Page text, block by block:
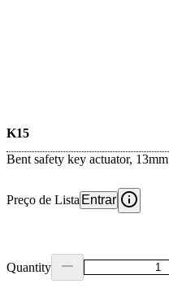
K15
Bent safety key actuator, 13mm
Preço de Lista Entrar
Quantity